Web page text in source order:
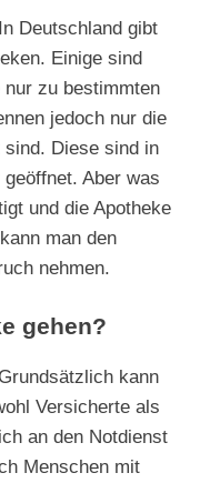
Deutschland gibt
Einige sind
zu bestimmten
jedoch nur die
sind. Diese sind in
Aber was
und die Apotheke
man den
nehmen.
gehen?
kann
Versicherte als
an den Notdienst
Menschen mit